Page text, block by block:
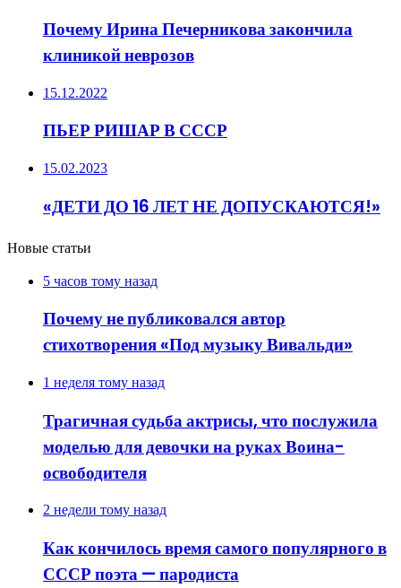
Почему Ирина Печерникова закончила
клиникой неврозов
15.12.2022
ПЬЕР РИШАР В СССР
15.02.2023
«ДЕТИ ДО 16 ЛЕТ НЕ ДОПУСКАЮТСЯ!»
Новые статьи
5 часов тому назад
Почему не публиковался автор
стихотворения «Под музыку Вивальди»
1 неделя тому назад
Трагичная судьба актрисы, что послужила
моделью для девочки на руках Воина-
освободителя
2 недели тому назад
Как кончилось время самого популярного в
СССР поэта — пародиста